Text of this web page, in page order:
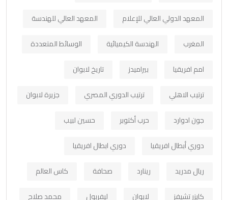
المعهد الدولي العالي للإعلام
المعهد العالي للهندسة
المغرب
الهندسة الكيميائية
الوسائط المتعددة
امم افريقيا
بيراميدز
تاريخ لابوان
ترتيب الاهلي
ترتيب الدوري المصري
جزيرة لابوان
جون ادوارد
حرب أكتوبر
حسين لبيب
دوري أبطال افريقيا
دوري ابطال افريقيا
ريال مدريد
رينارد صحافة
كاس العالم
كايزر تشيفز
لابوان ليفربول محمد صلاح